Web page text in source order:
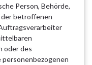
Person, Behörde,
der betroffenen
oder des